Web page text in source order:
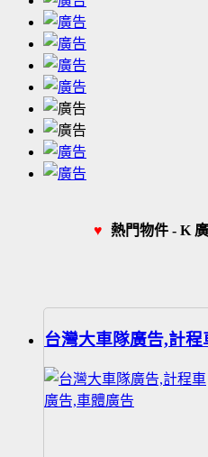
♥ 熱門物件 - K
台灣大車隊廣告,計程